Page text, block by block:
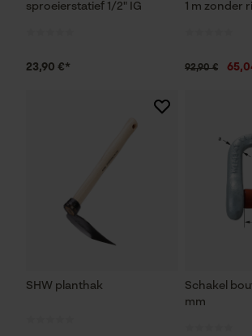
sproeierstatief 1/2" IG
23,90 €*
1 m zonder
92,90 €
SHW planthak
Schakel
mm